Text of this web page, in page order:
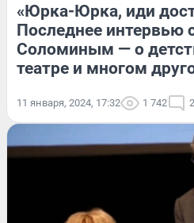
«Юрка-Юрка, иди
Последнее интервью
Соломиным — о
театре и многом
11 января, 2024, 17:32 1 742 2